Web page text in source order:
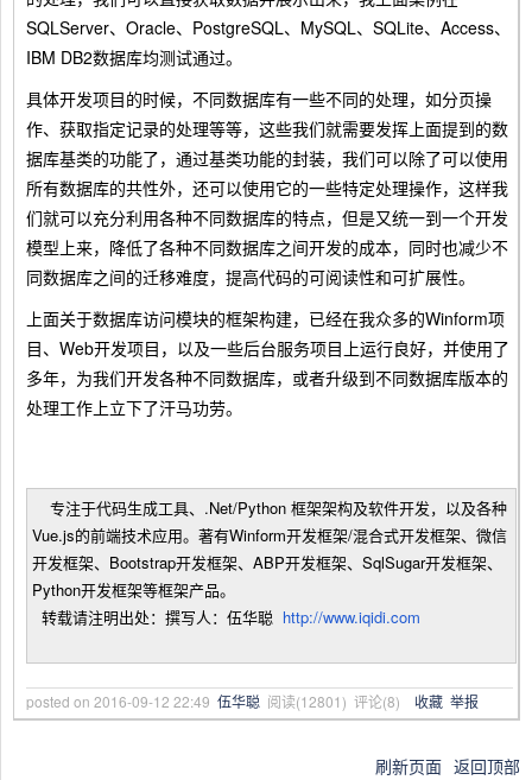
SQLServer、Oracle、PostgreSQL、MySQL、SQLite、Access、
IBM DB2数据库均测试通过。
具体开发项目的时候，不同数据库有一些不同的处理，如分页操
作、获取指定记录的处理等等，这些我们就需要发挥上面提到的数
据库基类的功能了，通过基类功能的封装，我们可以除了可以使用
所有数据库的共性外，还可以使用它的一些特定处理操作，这样我
们就可以充分利用各种不同数据库的特点，但是又统一到一个开发
模型上来，降低了各种不同数据库之间开发的成本，同时也减少不
同数据库之间的迁移难度，提高代码的可阅读性和可扩展性。
上面关于数据库访问模块的框架构建，已经在我众多的Winform项
目、Web开发项目，以及一些后台服务项目上运行良好，并使用了
多年，为我们开发各种不同数据库，或者升级到不同数据库版本的
处理工作上立下了汗马功劳。
专注于代码生成工具、.Net/Python 框架架构及软件开发，以及各种
Vue.js的前端技术应用。著有Winform开发框架/混合式开发框架、微信
开发框架、Bootstrap开发框架、ABP开发框架、SqlSugar开发框架、
Python开发框架等框架产品。
转载请注明出处：撰写人：伍华聪 http://www.iqidi.com
posted on 2016-09-12 22:49 伍华聪 阅读(12801) 评论(8) 收藏 举报
刷新页面 返回顶部